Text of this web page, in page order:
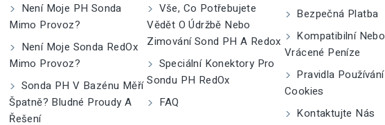
Není Moje PH Sonda
Mimo Provoz?
Není Moje Sonda RedOx
Mimo Provoz?
Sonda PH V Bazénu Měří
Špatně? Bludné Proudy A
Řešení
Vše, Co Potřebujete
Vědět O Údržbě Nebo
Zimování Sond PH A Redox
Speciální Konektory Pro
Sondu PH RedOx
FAQ
Bezpečná Platba
Kompatibilní Nebo
Vrácené Peníze
Pravidla Používání
Cookies
Kontaktujte Nás